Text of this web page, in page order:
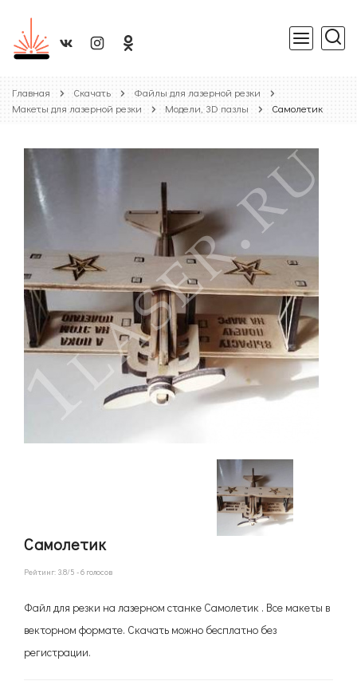
Главная Скачать
Файлы для лазерной резки
Макеты для лазерной резки
Модели, 3D пазлы Самолетик
Самолетик
Рейтинг: 3.8/5 -6 голосов
Файл для резки на лазерном станке Самолетик . Все макеты в
векторном формате. Скачать можно бесплатно без
регистрации.